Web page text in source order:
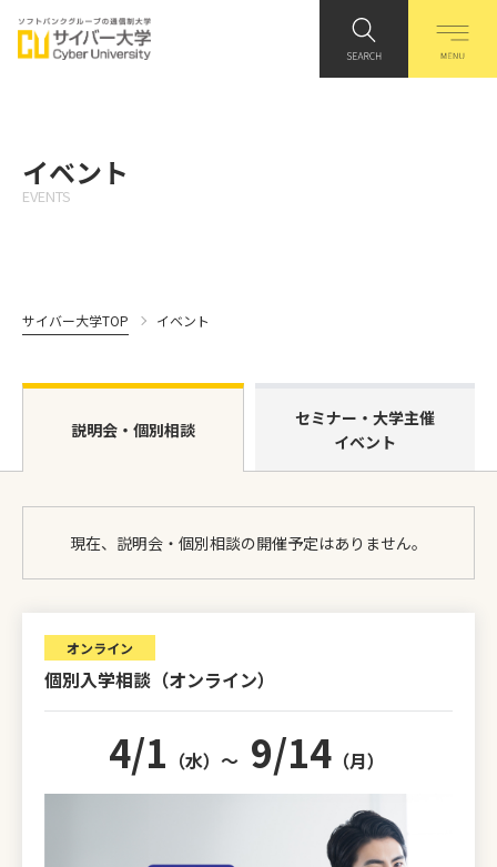
イベント
EVENTS
サイバー大学TOP イベント
説明会・個別相談
セミナー・大学主催
イベント
現在、説明会・個別相談の開催予定はありません。
オンライン
個別入学相談（オンライン）
4/1 （水）〜 9/14 （月）